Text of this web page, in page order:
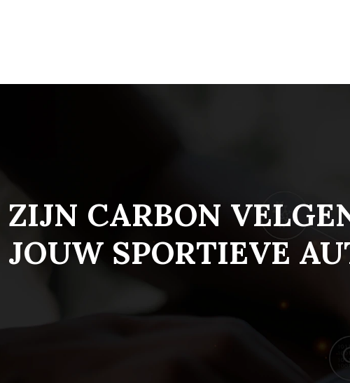
ZIJN CARBON
JOUW SPORTIEVE